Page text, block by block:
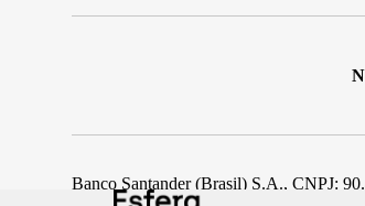
Banco Santander (Brasil) S.A., CNPJ: